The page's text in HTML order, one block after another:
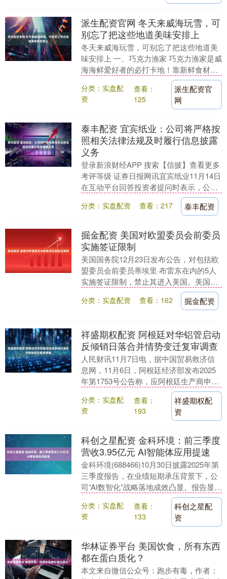
派生配资官网 冬天来威海玩雪，可
别忘了把这些地道美味安排上
冬天来威海玩雪，可别忘了把这些地道美
味安排上 一、巧克力渔家 巧克力渔家是威
海海鲜爱好者的必打卡地！靠新鲜食材和
传统做法收获满满好评。他们家的海胆水
饺一定要点，....
分类：实盘配
资
查看：
125
派生配资官
网
泰丰配资 宜宾纸业：公司将严格按
照相关法律法规及时履行信息披露
义务
登录新浪财经APP 搜索【信披】查看更多
考评等级 证券日报网讯宜宾纸业11月14日
在互动平台回答投资者提问时表示，公司
将严格按照相关法律法规及时履行信息披
露义务....
分类：实盘配资 查看：217 泰丰配资
掘金配资 美国对欧盟委员会前委员
实施签证限制
美国国务院12月23日发布公告，对包括欧
盟委员会前委员蒂埃里·布雷东在内的5人
实施签证限制，禁止其进入美国。美国务
卿鲁比奥在社交媒体上发文称，被列入签
证禁令的5....
分类：实盘配资 查看：162 掘金配资
祥盛期权配资 阿根廷对华铝管启动
反倾销日落合并情势变迁复审调查
人民财讯11月7日电，据中国贸易救济信
息网，11月6日，阿根廷经济部发布2025
年第1753号公告称，应阿根廷生产商申
请，对原产于中国的铝管启动反倾销日落
复审和....
分类：实盘配
资
查看：
193
祥盛期权配
资
科创之星配资 金科环境：前三季度
营收3.95亿元 AI智能体应用提速
金科环境(688466)10月30日披露2025年第
三季度报告，在业绩短期承压背景下，公
司“AI数智化”战略落地成效凸显。报告显
示，前三季度公司实现营业收入3.....
分类：实盘配
资
查看：
133
科创之星配
资
华林证券平台 美国饮食，所有东西
都在蛋白质化？
本文来自微信公众号：跑步有毒，作者：